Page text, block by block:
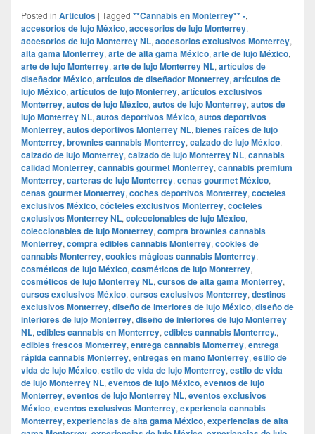
Posted in Articulos | Tagged **Cannabis en Monterrey** -,
accesorios de lujo México, accesorios de lujo Monterrey,
accesorios de lujo Monterrey NL, accesorios exclusivos Monterrey,
alta gama Monterrey, arte de alta gama México, arte de lujo México,
arte de lujo Monterrey, arte de lujo Monterrey NL, artículos de
diseñador México, artículos de diseñador Monterrey, artículos de
lujo México, artículos de lujo Monterrey, artículos exclusivos
Monterrey, autos de lujo México, autos de lujo Monterrey, autos de
lujo Monterrey NL, autos deportivos México, autos deportivos
Monterrey, autos deportivos Monterrey NL, bienes raíces de lujo
Monterrey, brownies cannabis Monterrey, calzado de lujo México,
calzado de lujo Monterrey, calzado de lujo Monterrey NL, cannabis
calidad Monterrey, cannabis gourmet Monterrey, cannabis premium
Monterrey, carteras de lujo Monterrey, cenas gourmet México,
cenas gourmet Monterrey, coches deportivos Monterrey, cocteles
exclusivos México, cócteles exclusivos Monterrey, cocteles
exclusivos Monterrey NL, coleccionables de lujo México,
coleccionables de lujo Monterrey, compra brownies cannabis
Monterrey, compra edibles cannabis Monterrey, cookies de
cannabis Monterrey, cookies mágicas cannabis Monterrey,
cosméticos de lujo México, cosméticos de lujo Monterrey,
cosméticos de lujo Monterrey NL, cursos de alta gama Monterrey,
cursos exclusivos México, cursos exclusivos Monterrey, destinos
exclusivos Monterrey, diseño de interiores de lujo México, diseño de
interiores de lujo Monterrey, diseño de interiores de lujo Monterrey
NL, edibles cannabis en Monterrey, edibles cannabis Monterrey.,
edibles frescos Monterrey, entrega cannabis Monterrey, entrega
rápida cannabis Monterrey, entregas en mano Monterrey, estilo de
vida de lujo México, estilo de vida de lujo Monterrey, estilo de vida
de lujo Monterrey NL, eventos de lujo México, eventos de lujo
Monterrey, eventos de lujo Monterrey NL, eventos exclusivos
México, eventos exclusivos Monterrey, experiencia cannabis
Monterrey, experiencias de alta gama México, experiencias de alta